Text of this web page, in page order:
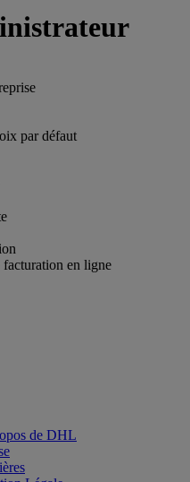
par défaut
en ligne
de DHL